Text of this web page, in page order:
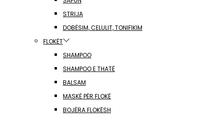
STRIJA
DOBËSIM, CELULIT, TONIFIKIM
FLOKËT
SHAMPOO
SHAMPOO E THATË
BALSAM
MASKË PËR FLOKË
BOJËRA FLOKËSH